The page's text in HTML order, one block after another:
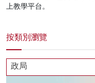
上教學平台。
按類別瀏覽
政局